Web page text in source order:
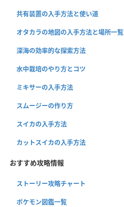
共有装置の入手方法と使い道
オタカラの地図の入手方法と場所一覧
深海の効率的な探索方法
水中栽培のやり方とコツ
ミキサーの入手方法
スムージーの作り方
スイカの入手方法
カットスイカの入手方法
おすすめ攻略情報
ストーリー攻略チャート
ポケモン図鑑一覧